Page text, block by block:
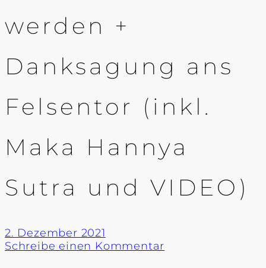
werden +
Danksagung ans
Felsentor (inkl.
Maka Hannya
Sutra und VIDEO)
2. Dezember 2021
Schreibe einen Kommentar